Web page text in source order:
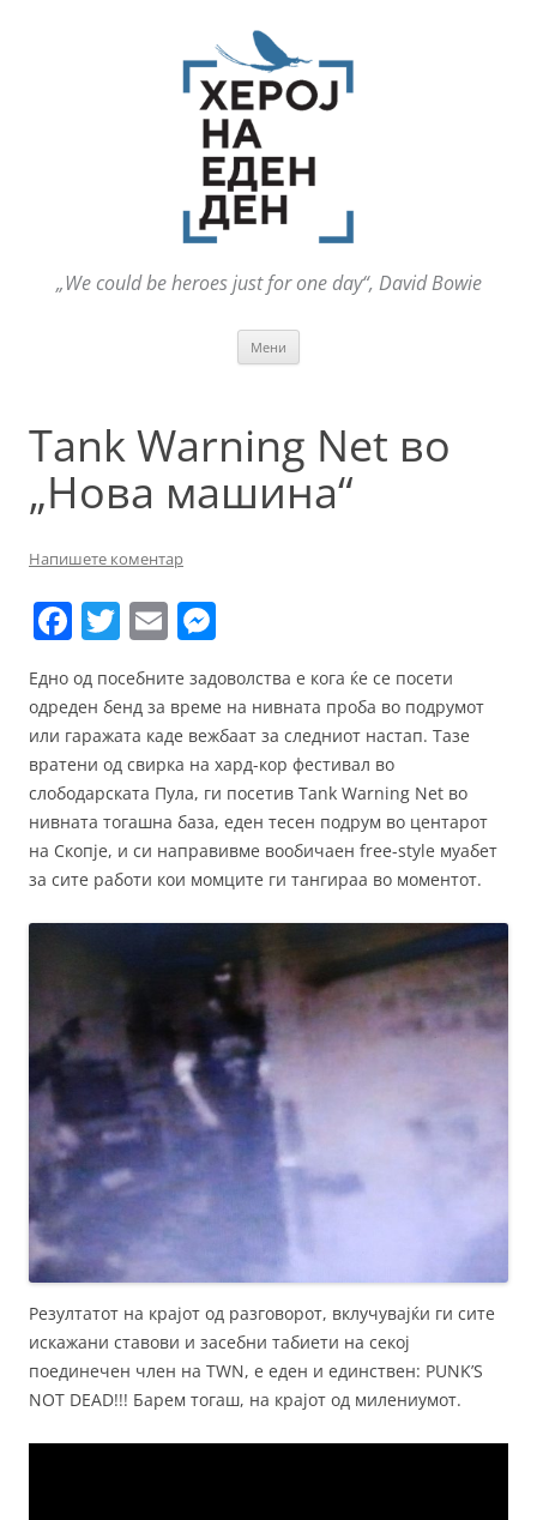
„We could be heroes just for one day“, David Bowie
Мени
Tank Warning Net во
„Нова машина“
Напишете коментар
F
c
e
b
o
o
k
T
w
itt
er
E
ai
l
ss
e
n
g
er
Едно од посебните задоволства е кога ќе се посети
одреден бенд за време на нивната проба во подрумот
или гаражата каде вежбаат за следниот настап. Тазе
вратени од свирка на хард-кор фестивал во
слободарската Пула, ги посетив Tank Warning Net во
нивната тогашна база, еден тесен подрум во центарот
на Скопје, и си направивме вообичаен free-style муабет
за сите работи кои момците ги тангираа во моментот.
Резултатот на крајот од разговорот, вклучувајќи ги сите
искажани ставови и засебни табиети на секој
поединечен член на TWN, е еден и единствен: PUNK’S
NOT DEAD!!! Барем тогаш, на крајот од милениумот.